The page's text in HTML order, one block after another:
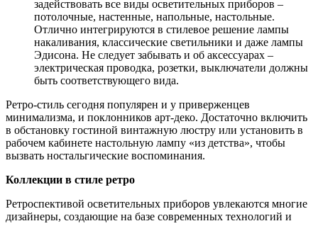
задействовать все виды осветительных приборов –
потолочные, настенные, напольные, настольные.
Отлично интегрируются в стилевое решение лампы
накаливания, классические светильники и даже лампы
Эдисона. Не следует забывать и об аксессуарах –
электрическая проводка, розетки, выключатели должны
быть соответствующего вида.
Ретро-стиль сегодня популярен и у приверженцев
минимализма, и поклонников арт-деко. Достаточно включить
в обстановку гостиной винтажную люстру или установить в
рабочем кабинете настольную лампу «из детства», чтобы
вызвать ностальгические воспоминания.
Коллекции в стиле ретро
Ретроспективой осветительных приборов увлекаются многие
дизайнеры, создающие на базе современных технологий и